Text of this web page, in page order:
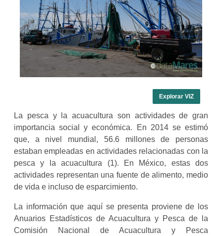
Explorar VIZ
La pesca y la acuacultura son actividades de gran
importancia social y económica. En 2014 se estimó
que, a nivel mundial, 56.6 millones de personas
estaban empleadas en actividades relacionadas con la
pesca y la acuacultura (1). En México, estas dos
actividades representan una fuente dealimento, medio
de vida e incluso de esparcimiento.
La información que aquí se presenta proviene de los
Anuarios Estadísticos de Acuacultura y Pesca de la
Comisión Nacional de Acuacultura y Pesca